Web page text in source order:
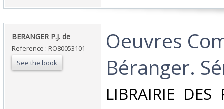
‎BERANGER P.J. de‎
Reference : RO80053101
See the book
‎Oeuvres
Béranger.
‎LIBRAIRIE DES